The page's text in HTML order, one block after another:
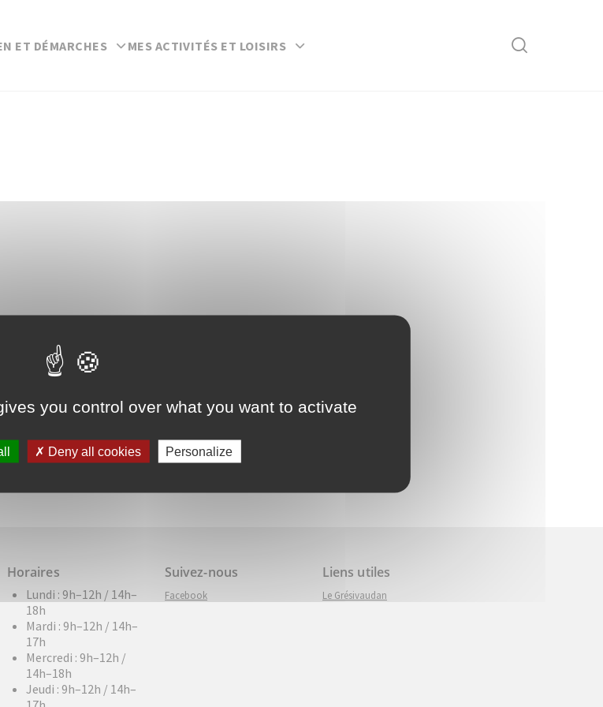
you control over what you want to activate
Deny all cookies Personalize
ET DÉMARCHES MES ACTIVITÉS ET LOISIRS Rechercher
Horaires
Lundi : 9h–12h / 14h–
18h
Mardi : 9h–12h / 14h–
17h
Mercredi : 9h–12h /
14h–18h
Jeudi : 9h–12h / 14h–
Suivez-nous
Aller sur facebook (nouvel onglet)
Facebook
Liens utiles
Le Grésivaudan